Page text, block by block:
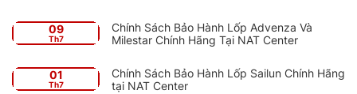
09
Th7
Chính Sách Bảo Hành Lốp Advenza Và
Milestar Chính Hãng Tại NAT Center
01
Th7
Chính Sách Bảo Hành Lốp Sailun Chính Hãng
tại NAT Center